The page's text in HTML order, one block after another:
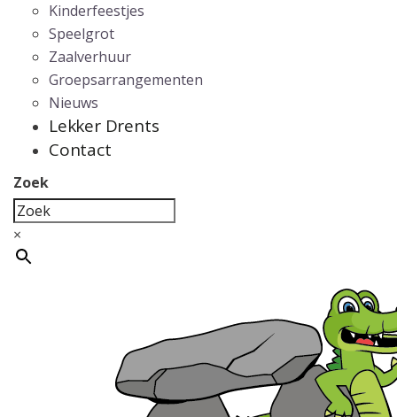
Kinderfeestjes
Speelgrot
Zaalverhuur
Groepsarrangementen
Nieuws
Lekker Drents
Contact
Zoek
×